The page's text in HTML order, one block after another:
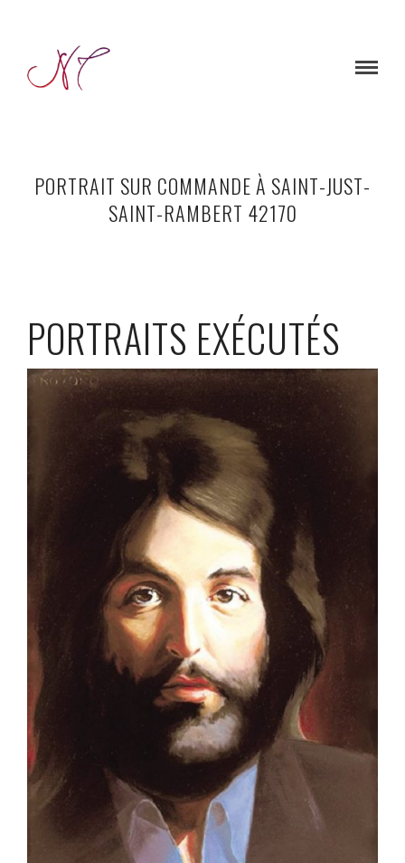
PORTRAIT SUR COMMANDE À SAINT-JUST-
SAINT-RAMBERT 42170
PORTRAITS EXÉCUTÉS